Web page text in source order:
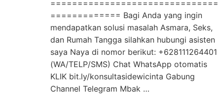
===============================
============= Bagi Anda yang ingin
mendapatkan solusi masalah Asmara, Seks,
dan Rumah Tangga silahkan hubungi asisten
saya Naya di nomor berikut: +628111264401
(WA/TELP/SMS) Chat WhatsApp otomatis
KLIK bit.ly/konsultasidewicinta Gabung
Channel Telegram Mbak …